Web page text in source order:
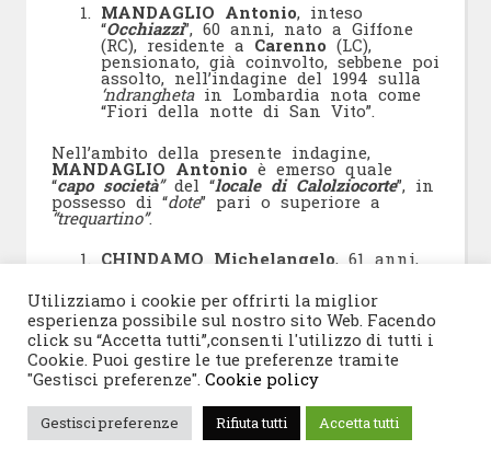
MANDAGLIO Antonio, inteso
“Occhiazzi”, 60 anni, nato a Giffone
(RC), residente a Carenno (LC),
pensionato, già coinvolto, sebbene poi
assolto, nell’indagine del 1994 sulla
‘ndranghetain Lombardia nota come
“Fiori della notte di San Vito”.
Nell’ambito della presente indagine,
MANDAGLIO Antonio è emerso quale
“capo società”del “locale di Calolziocorte”, in
possesso di “dote” pari o superiore a
“trequartino”.
CHINDAMO Michelangelo, 61 anni,
Cadorago (CO), già condannato per
associazione mafiosa e traffico di
stupefacenti nell’indagine del 1994
sulla ‘ndrangheta in Lombardia “Fiori
della notte di San Vito”.
CHINDAMO Michelangeloè emerso quale
“capo”del “locale di Fino Mornasco”, in
possesso della “ dote” di“trequartino”.
Utilizziamo i cookie per offrirti la miglior
esperienza possibile sul nostro sito Web. Facendo
click su “Accetta tutti”,consenti l'utilizzo di tutti i
Cookie. Puoi gestire le tue preferenze tramite
"Gestisci preferenze". Cookie policy
Gestisci preferenze Rifiuta tutti Accetta tutti